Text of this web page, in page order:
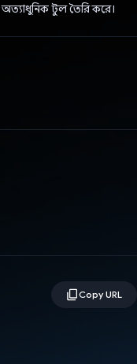
অত্যাধুনিক টুল তৈরি করে।